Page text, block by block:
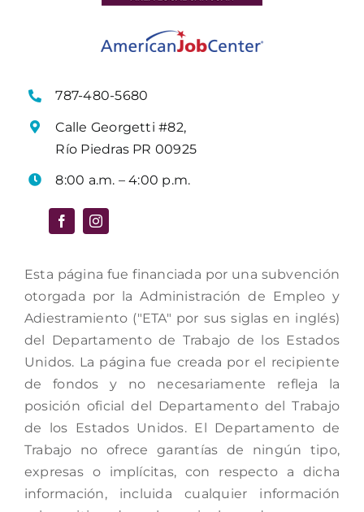
787-480-5680
Calle Georgetti #82,
Río Piedras PR 00925
8:00 a.m. – 4:00 p.m.
Esta página fue financiada por una subvención
otorgada por la Administración de Empleo y
Adiestramiento ("ETA" por sus siglas en inglés)
del Departamento de Trabajo de los Estados
Unidos. La página fue creada por el recipiente
de fondos y no necesariamente refleja la
posición oficial del Departamento del Trabajo
de los Estados Unidos. El Departamento de
Trabajo no ofrece garantías de ningún tipo,
expresas o implícitas, con respecto a dicha
información, incluida cualquier información